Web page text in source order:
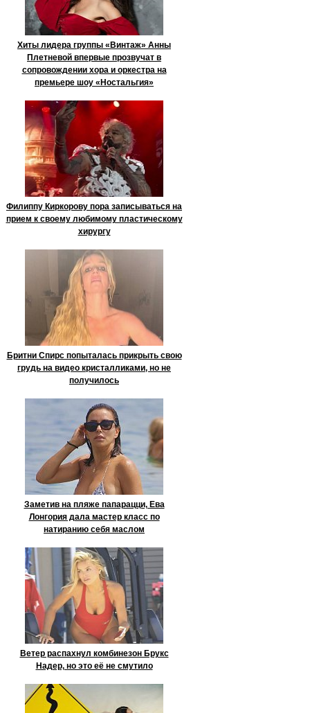
Хиты лидера группы «Винтаж» Анны
Плетневой впервые прозвучат в
сопровождении хора и оркестра на
премьере шоу «Ностальгия»
Филиппу Киркорову пора записываться на
прием к своему любимому пластическому
хирургу
Бритни Спирс попыталась прикрыть свою
грудь на видео кристалликами, но не
получилось
Заметив на пляже папарацци, Ева
Лонгория дала мастер класс по
натиранию себя маслом
Ветер распахнул комбинезон Брукс
Надер, но это её не смутило